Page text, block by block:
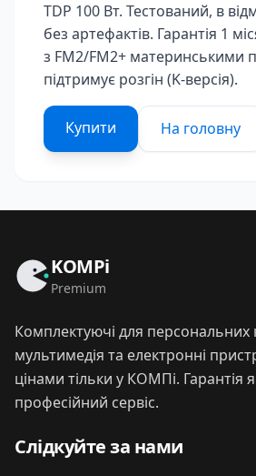
TDP 100 Вт. Тестований, в
без артефактів. Гарантія 1
з FM2/FM2+ материнськими
підтримує розгін (K-версія).
Купити На головну
KOMPi
Premium
Комплектуючі для персональних
мультимедія та електронні
цінами тільки у КОМПі. Гарантія
професійний сервіс.
Слідкуйте за нами